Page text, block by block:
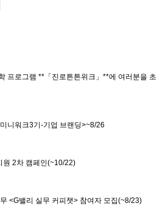
프로그램 **「진로튼튼위크」**에 여러분을 초
니워크3기-기업 브랜딩>~8/26
원 2차 캠페인(~10/22)
<G밸리 실무 커피챗> 참여자 모집(~8/23)